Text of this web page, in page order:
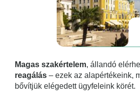
Magas szakértelem, állandó
reagálás – ezek az alapértékeink,
bővítjük elégedett ügyfeleink körét.